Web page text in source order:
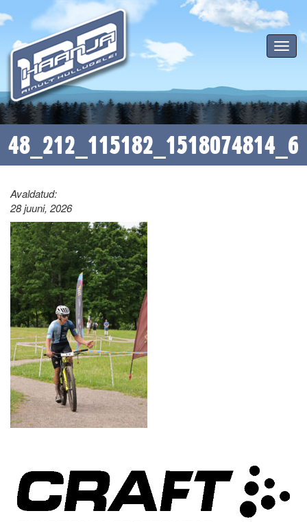
Toggle
48_212_115182_1518074814_6
Avaldatud:
28 juuni, 2026